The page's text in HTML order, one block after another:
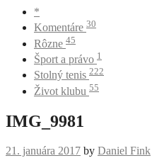
*
Komentáre 30
Rôzne 45
Šport a právo 1
Stolný tenis 222
Život klubu 55
IMG_9981
21. januára 2017 by Daniel Fink